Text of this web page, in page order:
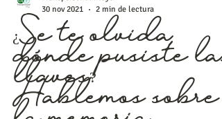
Transpersonal Playa
30 nov 2021
2 min de lectura
¿Se te olvida
dónde pusiste
llaves?